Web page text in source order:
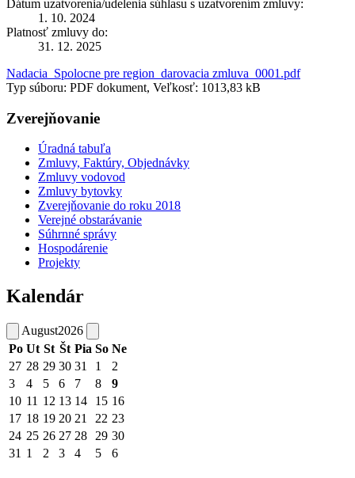
Dátum uzatvorenia/udelenia súhlasu s uzatvorením zmluvy:
1. 10. 2024
Platnosť zmluvy do:
31. 12. 2025
Nadacia_Spolocne pre region_darovacia zmluva_0001.pdf
Typ súboru: PDF dokument, Veľkosť: 1013,83 kB
Zverejňovanie
Úradná tabuľa
Zmluvy, Faktúry, Objednávky
Zmluvy vodovod
Zmluvy bytovky
Zverejňovanie do roku 2018
Verejné obstarávanie
Súhrnné správy
Hospodárenie
Projekty
Kalendár
August2026
Po Ut St Št Pia So Ne
27 28 29 30 31 1
2
3
4 5 6 7 8
9
10 11 12 13 14 15 16
17 18 19 20 21 22 23
24 25 26 27 28 29 30
31 1 2 3 4 5 6